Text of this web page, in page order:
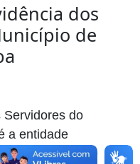
dos
de
Servidores do
a entidade
do regime